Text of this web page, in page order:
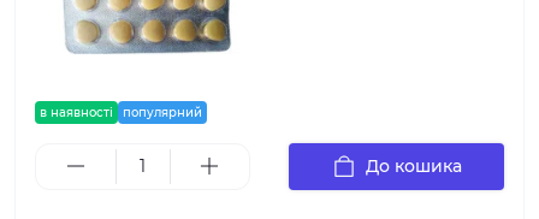
в наявності популярний
До кошика